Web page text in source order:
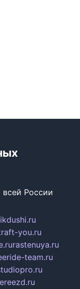
всей России
you.ru
rastenuya.ru
team.ru